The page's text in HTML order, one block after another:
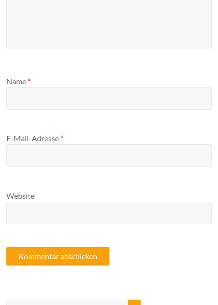
Name *
E-Mail-Adresse *
Website